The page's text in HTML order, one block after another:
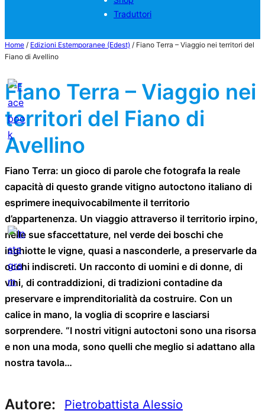
Traduttori
Home / Edizioni Estemporanee (Edest) / Fiano Terra – Viaggio nei territori del
Fiano di Avellino
Fiano Terra – Viaggio nei
territori del Fiano di
Avellino
Fiano Terra: un gioco di parole che fotografa la reale
capacità di questo grande vitigno autoctono italiano di
esprimere inequivocabilmente il territorio
d’appartenenza. Un viaggio attraverso il territorio irpino,
nelle sue sfaccettature, nel verde dei boschi che
inghiotte le vigne, quasi a nasconderle, a preservarle da
occhi indiscreti. Un racconto di uomini e di donne, di
vini, di contraddizioni, di tradizioni contadine da
preservare e imprenditorialità da costruire. Con un
calice in mano, la voglia di scoprire e lasciarsi
sorprendere. “I nostri vitigni autoctoni sono una risorsa
e non una moda, sono quelli che meglio si adattano alla
nostra tavola…
Autore: Pietrobattista Alessio